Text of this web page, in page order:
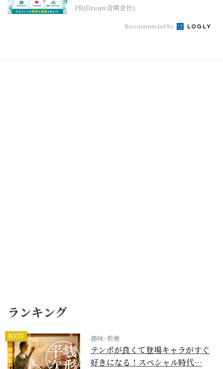
PR(Dreaw合同会社)
Recommended by
ランキング
NEW 趣味･教養
テンポが良くて登場キャラがすぐ
好きになる！スペシャル時代…